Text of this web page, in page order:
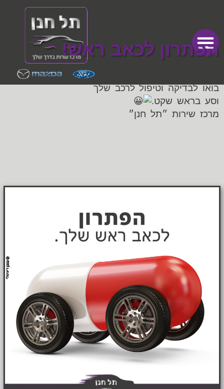
הפתרון לכאב ראש!
הפתרון לכאב ראש שלך נמצא אצלנו!
בואו לבדיקה וטיפול לרכב שלך
וסע בראש שקט.
מרכז שירות ״תל חנן״